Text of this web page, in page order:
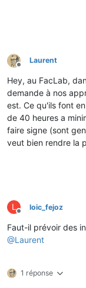
Hors-ligne
Laurent
Hey, au FacLab,
demande à nos
est. Ce qu'ils font
de 40 heures a
faire signe (sont
veut bien rendre la
L
Hors-ligne
loic_fejoz
Faut-il prévoir des
@Laurent
1 réponse